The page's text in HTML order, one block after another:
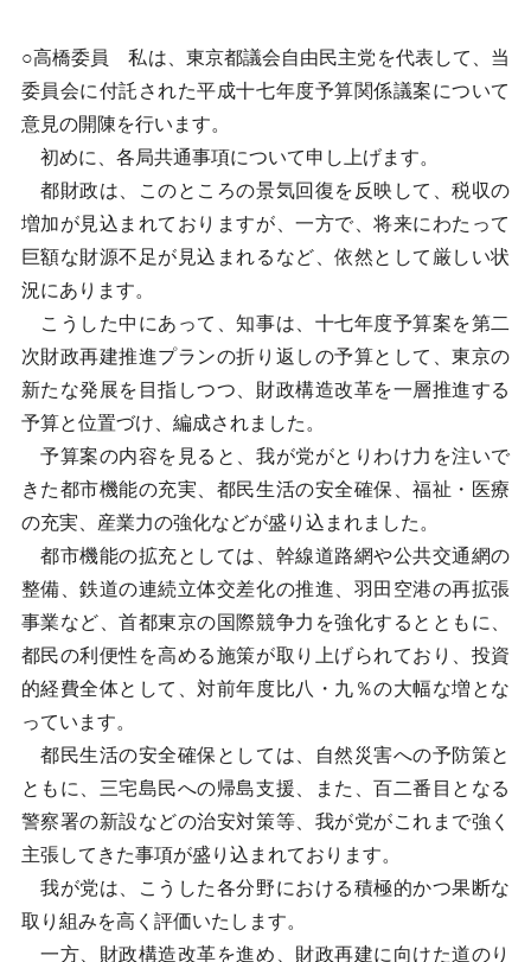
○高橋委員 私は、東京都議会自由民主党を代表して、当
委員会に付託された平成十七年度予算関係議案について
意見の開陳を行います。
初めに、各局共通事項について申し上げます。
都財政は、このところの景気回復を反映して、税収の
増加が見込まれておりますが、一方で、将来にわたって
巨額な財源不足が見込まれるなど、依然として厳しい状
況にあります。
こうした中にあって、知事は、十七年度予算案を第二
次財政再建推進プランの折り返しの予算として、東京の
新たな発展を目指しつつ、財政構造改革を一層推進する
予算と位置づけ、編成されました。
予算案の内容を見ると、我が党がとりわけ力を注いで
きた都市機能の充実、都民生活の安全確保、福祉・医療
の充実、産業力の強化などが盛り込まれました。
都市機能の拡充としては、幹線道路網や公共交通網の
整備、鉄道の連続立体交差化の推進、羽田空港の再拡張
事業など、首都東京の国際競争力を強化するとともに、
都民の利便性を高める施策が取り上げられており、投資
的経費全体として、対前年度比八・九％の大幅な増とな
っています。
都民生活の安全確保としては、自然災害への予防策と
ともに、三宅島民への帰島支援、また、百二番目となる
警察署の新設などの治安対策等、我が党がこれまで強く
主張してきた事項が盛り込まれております。
我が党は、こうした各分野における積極的かつ果断な
取り組みを高く評価いたします。
一方、財政構造改革を進め、財政再建に向けた道のり